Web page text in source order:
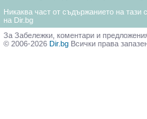
Никаква част от съдържанието на
на Dir.bg
За Забележки, коментари и
© 2006-2026 Dir.bg Всички права